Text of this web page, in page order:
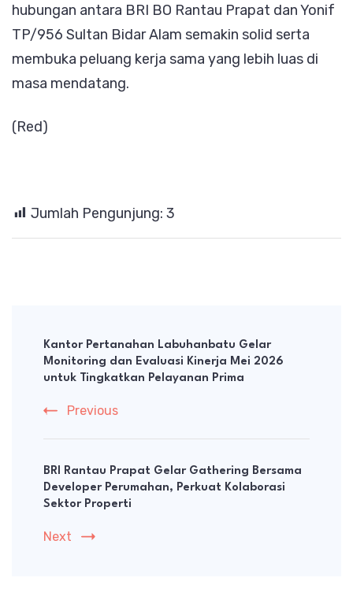
hubungan antara BRI BO Rantau Prapat dan Yonif
TP/956 Sultan Bidar Alam semakin solid serta
membuka peluang kerja sama yang lebih luas di
masa mendatang.
(Red)
Jumlah Pengunjung: 3
Navigation
Kantor Pertanahan Labuhanbatu Gelar
Monitoring dan Evaluasi Kinerja Mei 2026
untuk Tingkatkan Pelayanan Prima
Previous
BRI Rantau Prapat Gelar Gathering Bersama
Developer Perumahan, Perkuat Kolaborasi
Sektor Properti
Next